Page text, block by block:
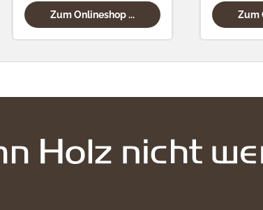
Zum Onlineshop ... Zum